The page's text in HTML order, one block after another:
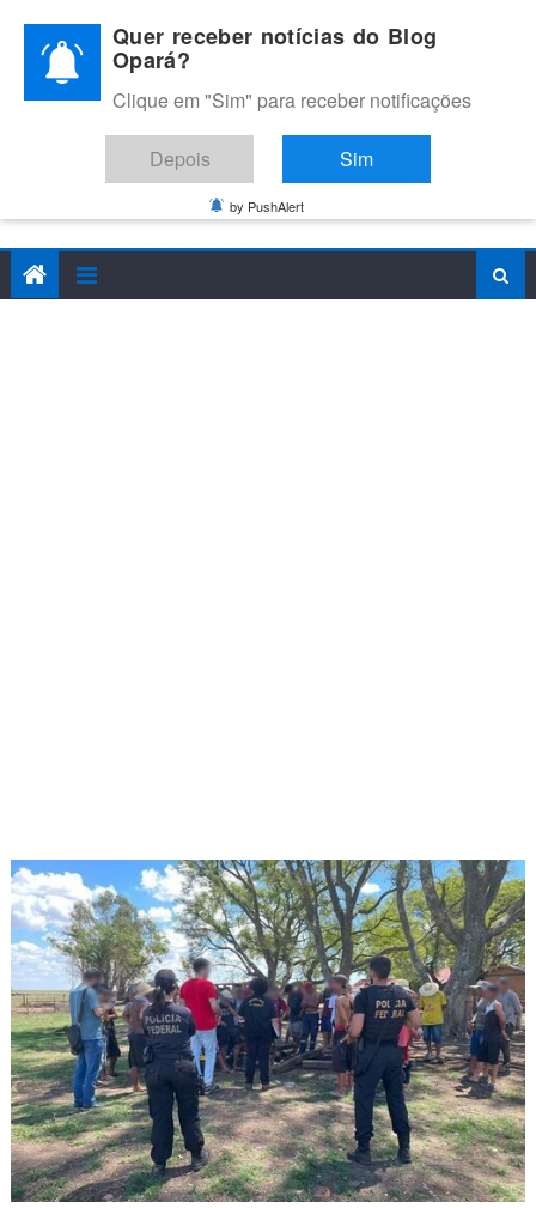
content
BLOG OPARÁ
Melhores notícias de Juazeiro, Petrolina e do Vale do São
Francisco
Quer receber notícias do Blog
Opará?
Clique em "Sim" para receber notificações
Depois Sim
by PushAlert